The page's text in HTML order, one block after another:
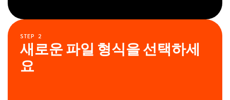
STEP 2
새로운 파일 형식을 선택하세
요